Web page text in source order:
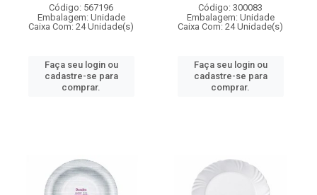
Código: 567196
Embalagem: Unidade
Caixa Com: 24 Unidade(s)
Faça seu login ou
cadastre-se para
comprar.
Código: 300083
Embalagem: Unidade
Caixa Com: 24 Unidade(s)
Faça seu login ou
cadastre-se para
comprar.